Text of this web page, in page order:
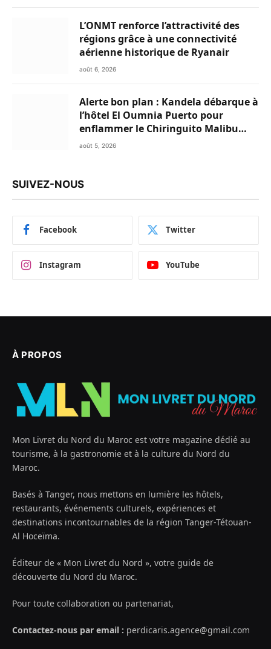
L’ONMT renforce l’attractivité des
régions grâce à une connectivité
aérienne historique de Ryanair
août 6, 2026
Alerte bon plan : Kandela débarque à
l’hôtel El Oumnia Puerto pour
enflammer le Chiringuito Malibu
Club
août 5, 2026
SUIVEZ-NOUS
Facebook Twitter
Instagram YouTube
À PROPOS
Mon Livret du Nord du Maroc est votre magazine dédié au
tourisme, à la gastronomie et à la culture du Nord du
Maroc.
Basés à Tanger, nous mettons en lumière les hôtels,
restaurants, événements culturels, expériences et
destinations incontournables de la région Tanger-Tétouan-
Al Hoceïma.
Éditeur de « Mon Livret du Nord », votre guide de
découverte du Nord du Maroc.
Pour toute collaboration ou partenariat,
Contactez-nous par email : perdicaris.agence@gmail.com